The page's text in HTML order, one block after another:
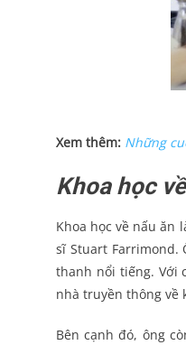
Xem thêm: Những
Khoa học
Khoa học về nấu ăn
sĩ Stuart Farrimond.
thanh nổi tiếng. Với
nhà truyền thông về
Bên cạnh đó, ông